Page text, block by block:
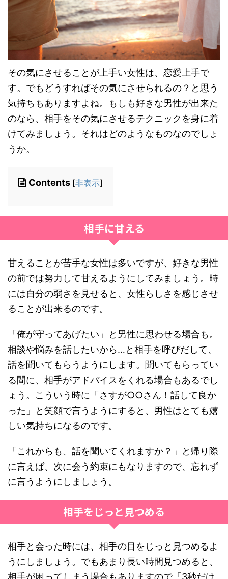
その気にさせることが上手い女性は、恋愛上手で
す。でもどうすればその気にさせられるの？と思う
気持ちもありますよね。もしも好きな男性が出来た
のなら、相手をその気にさせるテクニックを身に着
けてみましょう。それはどのようなものなのでしょ
うか。
Contents [非表示]
相手に甘える
甘えることが苦手な女性は多いですが、好きな男性
の前では努力して甘えるようにしてみましょう。時
には自分の弱さを見せると、女性らしさを感じさせ
ることが出来るのです。
「俺が守ってあげたい」と男性に思わせる場合も。
相談や悩みを話したいから…と相手を呼びだして、
話を聞いてもらうようにします。聞いてもらってい
る間に、相手がアドバイスをくれる場合もあるでし
ょう。こういう時に「さすが○○さん！話して良か
った」と笑顔で言うようにすると、男性はとても嬉
しい気持ちになるのです。
「これからも、話を聞いてくれますか？」と帰り際
に言えば、次に会う約束にもなりますので、忘れず
に言うようにしましょう。
相手をじっと見つめる
相手と会った時には、相手の目をじっと見つめるよ
うにしましょう。でもあまり長い時間見つめると、
相手が困ってしまう場合もありますので「3秒だけ